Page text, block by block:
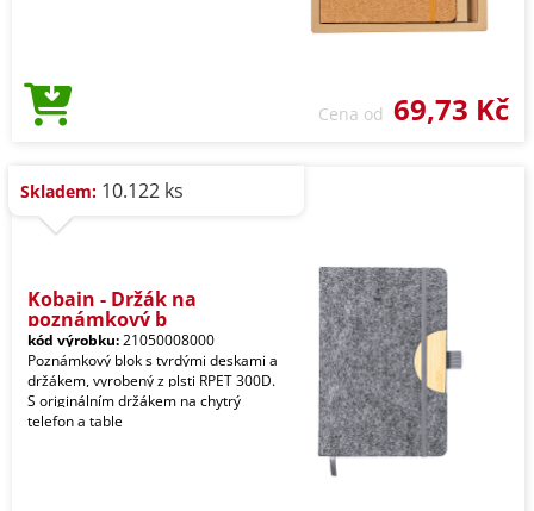
Cena od 69,73 Kč
Skladem: 10.122 ks
Kobain - Držák na
poznámkový b
kód výrobku:21050008000
Poznámkový blok s tvrdými deskami a
držákem, vyrobený z plsti RPET 300D.
S originálním držákem na chytrý
telefon a table